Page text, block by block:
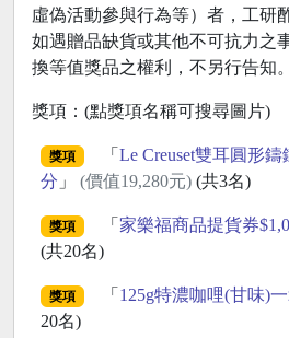
虛偽活動參與行為等）者，工研
如遇贈品缺貨或其他不可抗力之
換等值獎品之權利，不另行告知。
獎項：(點獎項名稱可搜尋圖片)
獎項 「 Le Creuset雙耳圓形
分 」 (價值19,280元) (共3名)
獎項 「 家樂福商品提貨券
(共20名)
獎項 「 125g特濃咖哩(甘味)
20名)